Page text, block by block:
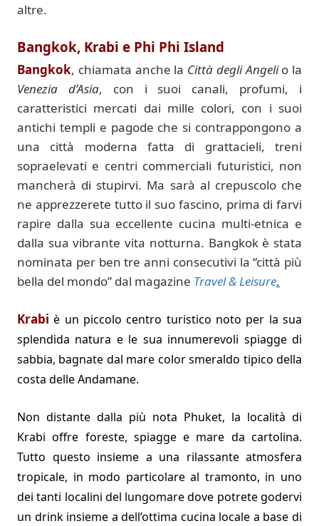
altre.
Bangkok, Krabi e Phi Phi Island
Bangkok, chiamata anche la Città degli Angelio la
Venezia d’Asia, con i suoi canali, profumi, i
caratteristici mercati dai mille colori, con i suoi
antichi templi e pagode che si contrappongono a
una città moderna fatta di grattacieli, treni
sopraelevati e centri commerciali futuristici, non
mancherà di stupirvi. Ma sarà al crepuscolo che
ne apprezzerete tutto il suo fascino, prima di farvi
rapire dalla sua eccellente cucina multi-etnica e
dalla sua vibrante vita notturna. Bangkok è stata
nominata per ben tre anni consecutivi la “città più
bella del mondo” dal magazine Travel & Leisure.
Krabiè un piccolo centro turistico noto per la sua
splendida natura e le sua innumerevoli spiagge di
sabbia, bagnate dal mare color smeraldo tipico della
costa delle Andamane.
Non distante dalla più nota Phuket, la località di
Krabi offre foreste, spiagge e mare da cartolina.
Tutto questo insieme a una rilassante atmosfera
tropicale, in modo particolare al tramonto, in uno
dei tanti localini del lungomare dove potrete godervi
un drink insieme a dell’ottima cucina locale a base di